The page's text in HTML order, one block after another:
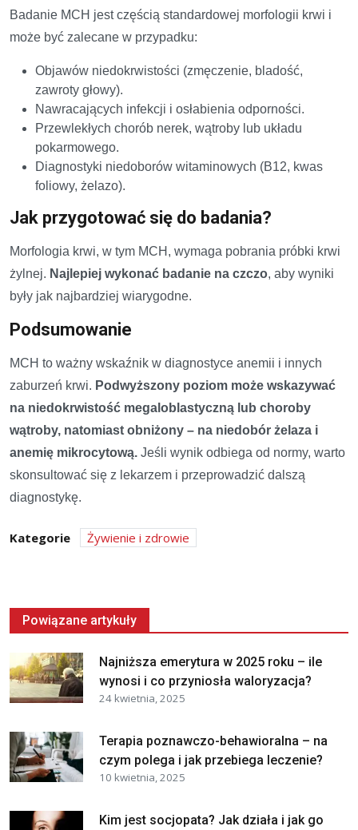
Badanie MCH jest częścią standardowej morfologii krwi i
może być zalecane w przypadku:
Objawów niedokrwistości (zmęczenie, bladość,
zawroty głowy).
Nawracających infekcji i osłabienia odporności.
Przewlekłych chorób nerek, wątroby lub układu
pokarmowego.
Diagnostyki niedoborów witaminowych (B12, kwas
foliowy, żelazo).
Jak przygotować się do badania?
Morfologia krwi, w tym MCH, wymaga pobrania próbki krwi
żylnej. Najlepiej wykonać badanie na czczo, aby wyniki
były jak najbardziej wiarygodne.
Podsumowanie
MCH to ważny wskaźnik w diagnostyce anemii i innych
zaburzeń krwi. Podwyższony poziom może wskazywać
na niedokrwistość megaloblastyczną lub choroby
wątroby, natomiast obniżony – na niedobór żelaza i
anemię mikrocytową. Jeśli wynik odbiega od normy, warto
skonsultować się z lekarzem i przeprowadzić dalszą
diagnostykę.
Kategorie Żywienie i zdrowie
Powiązane artykuły
Najniższa emerytura w 2025 roku – ile
wynosi i co przyniosła waloryzacja?
24 kwietnia, 2025
Terapia poznawczo-behawioralna – na
czym polega i jak przebiega leczenie?
10 kwietnia, 2025
Kim jest socjopata? Jak działa i jak go